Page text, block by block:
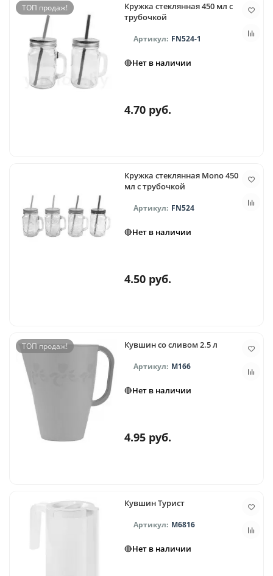
ТОП продаж!
Кружка стеклянная 450 мл с
трубочкой
FN524-1
🔴Нет в наличии
4.70 руб.
Кружка стеклянная Mono 450
мл с трубочкой
FN524
🔴Нет в наличии
4.50 руб.
ТОП продаж! Кувшин со сливом 2.5 л
М166
🔴Нет в наличии
4.95 руб.
Кувшин Турист
М6816
🔴Нет в наличии